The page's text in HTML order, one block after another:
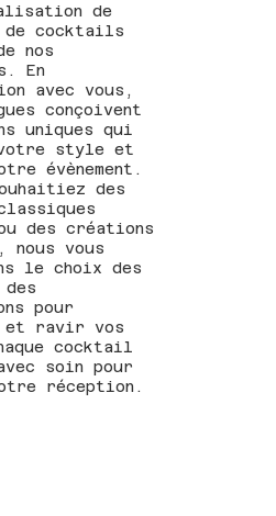
de
de cocktails
nos
En
avec vous,
conçoivent
uniques qui
style et
évènement.
des
des créations
nous vous
le choix des
pour
et ravir vos
cocktail
soin pour
réception.